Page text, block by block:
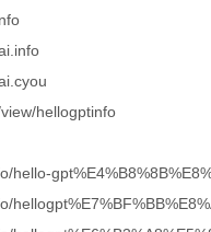
hellogptinfo
hello-